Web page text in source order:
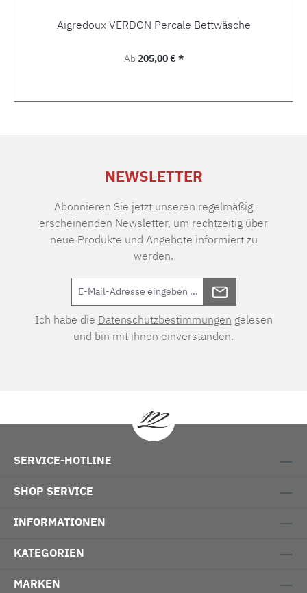
Aigredoux VERDON Percale Bettwäsche
Regulärer Preis:
Ab205,00 € *
NEWSLETTER
Abonnieren Sie jetzt unseren regelmäßig
erscheinenden Newsletter, um rechtzeitig über
neue Produkte und Angebote informiert zu
werden.
Ich habe die Datenschutzbestimmungen gelesen
und bin mit ihnen einverstanden.
SERVICE-HOTLINE
SHOP SERVICE
INFORMATIONEN
KATEGORIEN
MARKEN